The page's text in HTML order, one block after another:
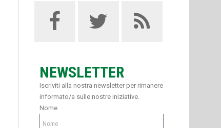
NEWSLETTER
Iscriviti alla nostra newsletter per rimanere
informato/a sulle nostre iniziative.
Nome